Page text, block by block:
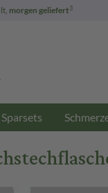
morgen geliefert3
Sparsets